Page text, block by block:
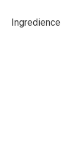
Ingredience